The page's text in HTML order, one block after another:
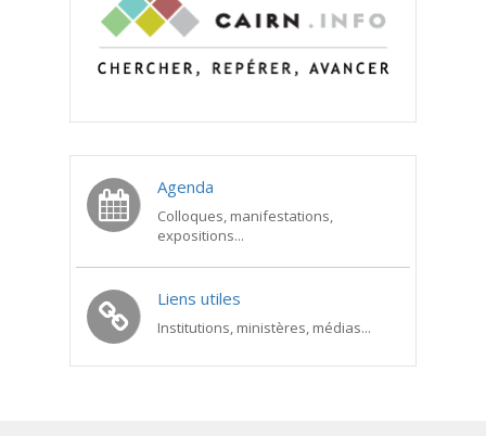
Agenda
Colloques, manifestations,
expositions...
Liens utiles
Institutions, ministères, médias...